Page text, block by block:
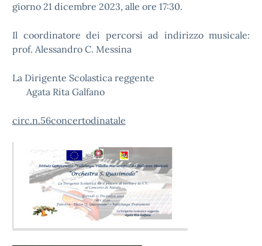
giorno 21 dicembre 2023, alle ore 17:30.
Il coordinatore dei percorsi ad indirizzo musicale:
prof. Alessandro C. Messina
La Dirigente Scolastica reggente
Agata Rita Galfano
circ.n.56concertodinatale